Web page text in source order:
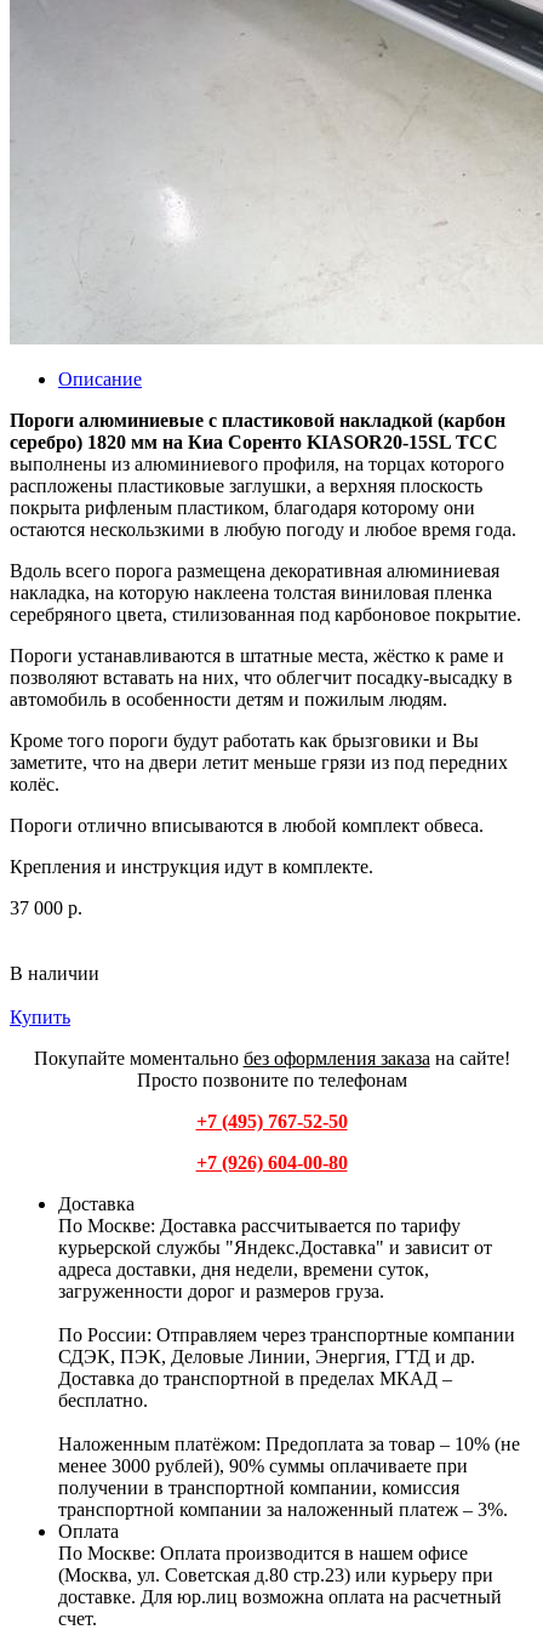
Описание
Пороги алюминиевые с пластиковой накладкой (карбон
серебро) 1820 мм на Киа Соренто KIASOR20-15SL ТСС
выполнены из алюминиевого профиля, на торцах которого
распложены пластиковые заглушки, а верхняя плоскость
покрыта рифленым пластиком, благодаря которому они
остаются нескользкими в любую погоду и любое время года.
Вдоль всего порога размещена декоративная алюминиевая
накладка, на которую наклеена толстая виниловая пленка
серебряного цвета, стилизованная под карбоновое покрытие.
Пороги устанавливаются в штатные места, жёстко к раме и
позволяют вставать на них, что облегчит посадку-высадку в
автомобиль в особенности детям и пожилым людям.
Кроме того пороги будут работать как брызговики и Вы
заметите, что на двери летит меньше грязи из под передних
колёс.
Пороги отлично вписываются в любой комплект обвеса.
Крепления и инструкция идут в комплекте.
37 000 р.
В наличии
Купить
Покупайте моментально без оформления заказа на сайте!
Просто позвоните по телефонам
+7 (495) 767-52-50
+7 (926) 604-00-80
Доставка
По Москве: Доставка рассчитывается по тарифу
курьерской службы "Яндекс.Доставка" и зависит от
адреса доставки, дня недели, времени суток,
загруженности дорог и размеров груза.
По России: Отправляем через транспортные компании
СДЭК, ПЭК, Деловые Линии, Энергия, ГТД и др.
Доставка до транспортной в пределах МКАД –
бесплатно.
Наложенным платёжом: Предоплата за товар – 10% (не
менее 3000 рублей), 90% суммы оплачиваете при
получении в транспортной компании, комиссия
транспортной компании за наложенный платеж – 3%.
Оплата
По Москве: Оплата производится в нашем офисе
(Москва, ул. Советская д.80 стр.23) или курьеру при
доставке. Для юр.лиц возможна оплата на расчетный
счет.